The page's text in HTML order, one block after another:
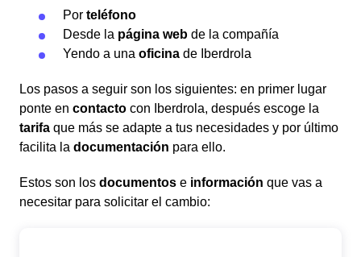
Por teléfono
Desde la página web de la compañía
Yendo a una oficina de Iberdrola
Los pasos a seguir son los siguientes: en primer lugar
ponte en contacto con Iberdrola, después escoge la
tarifa que más se adapte a tus necesidades y por último
facilita la documentación para ello.
Estos son los documentos e información que vas a
necesitar para solicitar el cambio: